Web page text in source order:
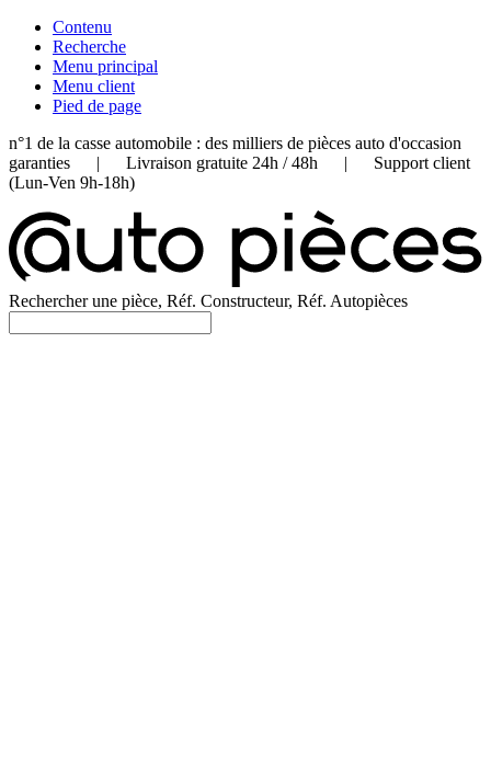
Contenu
Recherche
Menu principal
Menu client
Pied de page
n°1 de la casse automobile : des milliers de pièces auto d'occasion
garanties | Livraison gratuite 24h / 48h | Support client
(Lun-Ven 9h-18h)
Rechercher une pièce, Réf. Constructeur, Réf. Autopièces